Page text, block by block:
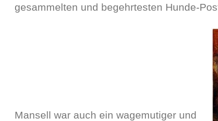
gesammelten und begehrtesten Hunde-
Mansell war auch ein wagemutiger und